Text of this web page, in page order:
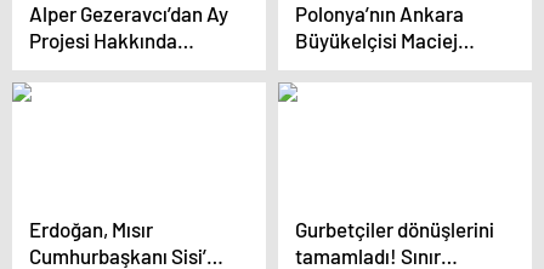
Alper Gezeravcı’dan Ay
Projesi Hakkında
Bilgilendirme
Polonya’nın Ankara
Büyükelçisi Maciej
Lang SABAH’a
konuştu: Türkiye’nin
Erdoğan, Mısır
Cumhurbaşkanı Sisi’yi
Gurbetçiler dönüşlerini
tamamladı! Sınır